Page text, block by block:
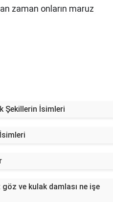
zaman onların maruz
Şekillerin İsimleri
ve kulak damlası ne işe